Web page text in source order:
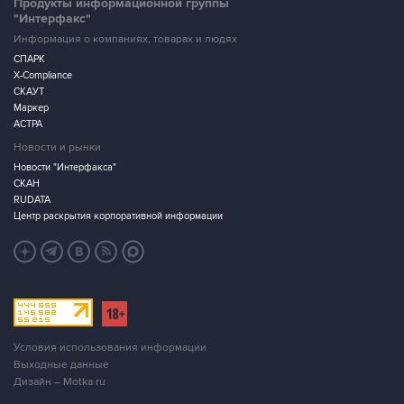
Продукты информационной группы
"Интерфакс"
Информация о компаниях, товарах и людях
СПАРК
X-Compliance
СКАУТ
Маркер
АСТРА
Новости и рынки
Новости "Интерфакса"
СКАН
RUDATA
Центр раскрытия корпоративной информации
Условия использования информации
Выходные данные
Дизайн – Motka.ru